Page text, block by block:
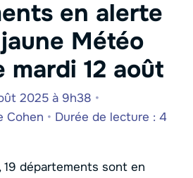
en alerte
Météo
mardi 12 août
2025 à 9h38 •
Cohen • Durée de lecture : 4
19 départements sont en